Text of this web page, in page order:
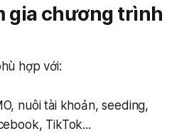
gia chương trình
hợp với:
nuôi tài khoản, seeding,
TikTok...